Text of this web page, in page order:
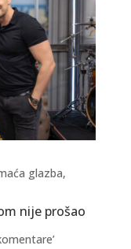
nije prošao
glazba,